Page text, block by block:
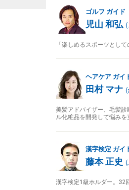
ゴルフ ガイド
児山 和弘 (
「楽しめるスポーツとし
ヘアケア ガイ
田村 マナ (
美髪アドバイザー、毛髪
ル化粧品を開発して悩み
漢字検定 ガイ
藤本 正史 (
漢字検定1級ホルダー。32